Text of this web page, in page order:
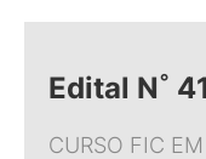
Edital N˚
CURSO FIC